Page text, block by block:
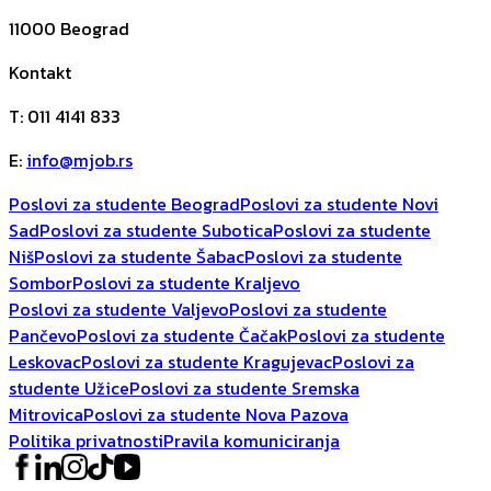
11000 Beograd
Kontakt
T: 011 4141 833
E: info@mjob.rs
Poslovi za studente BeogradPoslovi za studente Novi
SadPoslovi za studente SuboticaPoslovi za studente
NišPoslovi za studente ŠabacPoslovi za studente
SomborPoslovi za studente Kraljevo
Poslovi za studente ValjevoPoslovi za studente
PančevoPoslovi za studente ČačakPoslovi za studente
LeskovacPoslovi za studente KragujevacPoslovi za
studente UžicePoslovi za studente Sremska
MitrovicaPoslovi za studente Nova Pazova
Politika privatnostiPravila komuniciranja